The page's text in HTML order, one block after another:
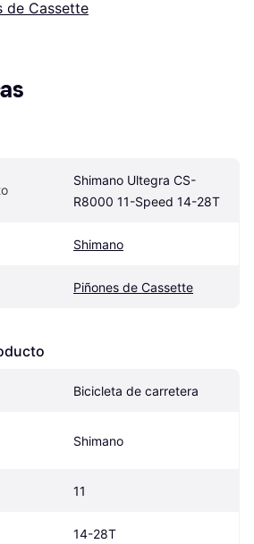
de Cassette
Shimano Ultegra CS-
R8000 11-Speed 14-28T
Shimano
Piñones de Cassette
Bicicleta de carretera
Shimano
11
14-28T